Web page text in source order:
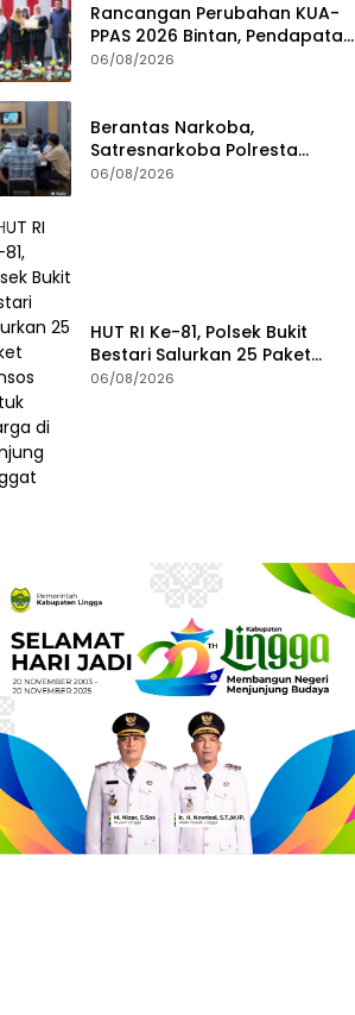
Rancangan Perubahan KUA-
PPAS 2026 Bintan, Pendapatan
Transfer Pusat Diproyeksi Naik
06/08/2026
Berantas Narkoba,
Satresnarkoba Polresta
Tanjungpinang Perkuat Sinergi
06/08/2026
HUT RI Ke-81, Polsek Bukit
Bestari Salurkan 25 Paket
Bansos Untuk Warga di
06/08/2026